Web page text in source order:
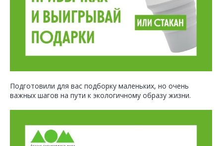
Подготовили для вас подборку маленьких, но очень
важных шагов на пути к экологичному образу жизни.